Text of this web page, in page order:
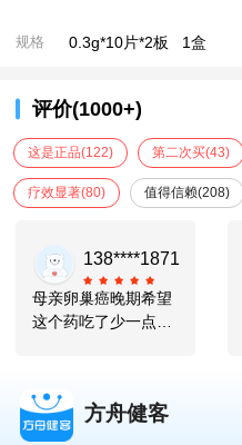
规格 0.3g*10片*2板 1盒
评价(1000+)
这是正品(122) 第二次买(43)
疗效显著(80) 值得信赖(208)
138****1871
母亲卵巢癌晚期希望
这个药吃了少一点痛
方舟健客